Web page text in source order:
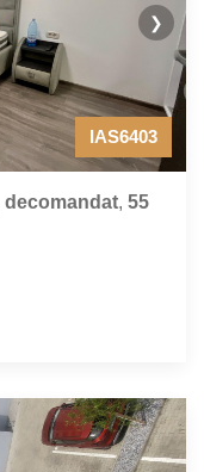
❯
IAS6403
decomandat, 55